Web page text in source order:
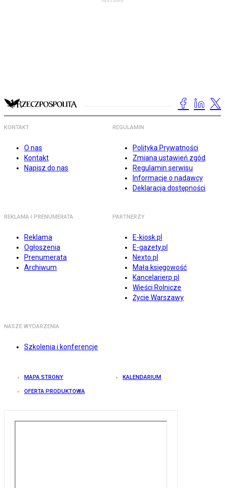
KONTAKT
O nas
Kontakt
Napisz do nas
REGULAMIN
Polityka Prywatności
Zmiana ustawień zgód
Regulamin serwisu
Informacje o nadawcy
Deklaracja dostępności
REKLAMA I PRENUMERATA
Reklama
Ogłoszenia
Prenumerata
Archiwum
PARTNERZY
E-kiosk.pl
E-gazety.pl
Nexto.pl
Mała księgowość
Kancelarierp.pl
Wieści Rolnicze
Życie Warszawy
NASZE WYDARZENIA
Szkolenia i konferencje
MAPA STRONY KALENDARIUM
OFERTA PRODUKTOWA